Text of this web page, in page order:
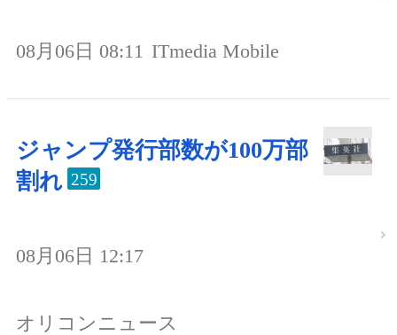
08月06日 08:11 ITmedia Mobile
ジャンプ発行部数が100万部
割れ 259
08月06日 12:17
オリコンニュース